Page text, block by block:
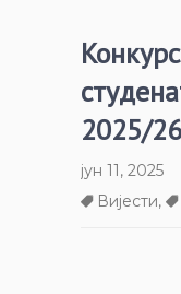
2025/
јун 11, 2025
Вијести,